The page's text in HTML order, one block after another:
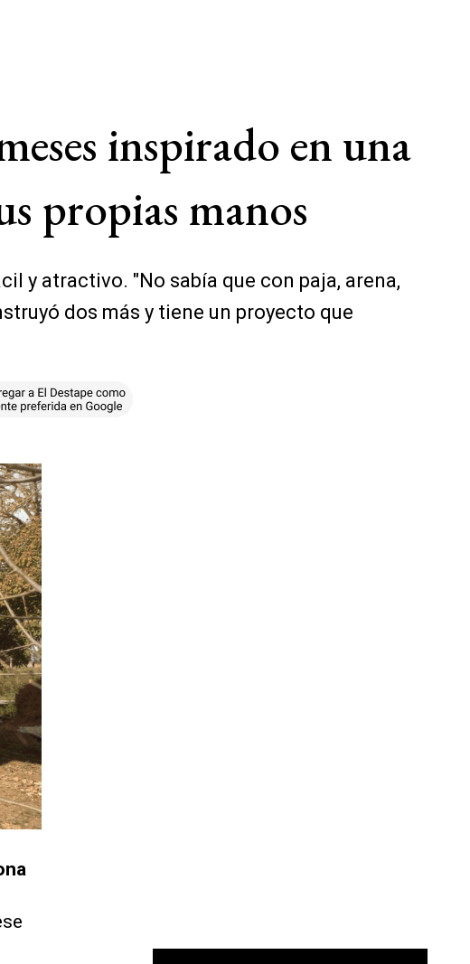
inspirado en una
propias manos
y atractivo. "No sabía que con paja, arena,
dos más y tiene un proyecto que